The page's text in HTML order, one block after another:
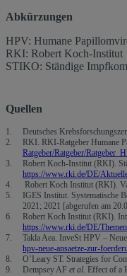
Abkürzungen
HPV: Humane
RKI: Robert Koch-Institut
STIKO: Ständige
Quellen
Deutsches
RKI. RKI-Ratgeber Humane
Ratgeber/Ratgeber/
Robert Koch-Institut (RKI).
https://www.rki.de/DE/
Robert Koch Institut (RKI).
IGES Institut. Systematische
2021; 2021 [abgerufen am
Robert Koch Institut (RKI).
https://www.rki.de/DE/
Takla Aea. InveSt HPV –
hpv-neue-ansaetze-zur-
O’Leary ST. Strategies for
Dempsey AF et al. Effect of a